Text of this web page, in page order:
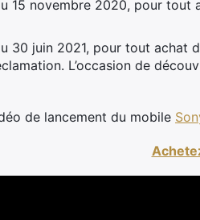
15 novembre 2020, pour tout
30 juin 2021, pour tout achat
L’occasion de
de lancement du mobile